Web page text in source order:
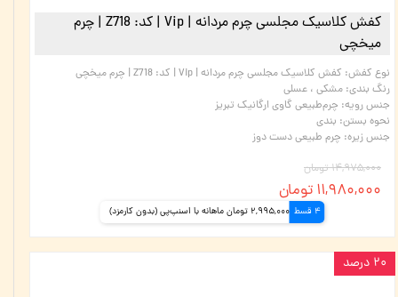
کفش کلاسیک مجلسی چرم مردانه | Vip | کد: Z718 | چرم
میخچی
نوع کفش: کفش کلاسیک مجلسی چرم مردانه | Vip | کد: Z718 | چرم میخچی
رنگ بندی: مشکی ، عسلی
جنس رویه: چرم‌طبیعی گاوی ارگانیک تبریز
نحوه بستن: بندی
جنس زیره: چرم طبیعی دست دوز
۱۴,۹۷۵,۰۰۰ تومان
۱۱,۹۸۰,۰۰۰ تومان
4 قسط 2,995,000 تومان ماهانه با اسنپ‌پی (بدون کارمزد)
۲۰ درصد